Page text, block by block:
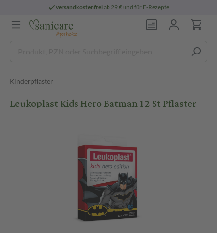
versandkostenfreiab 29 € und für E-Rezepte
Kinderpflaster
Leukoplast Kids Hero Batman 12 St Pflaster